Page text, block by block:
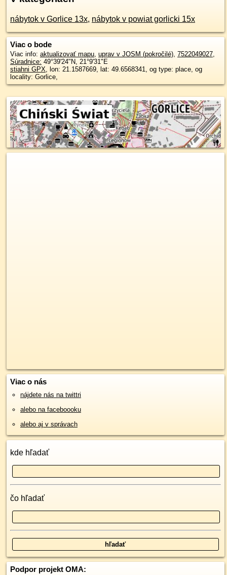
nábytok v Gorlice 13x, nábytok v powiat gorlicki 15x
Viac o bode
Viac info: aktualizovať mapu, uprav v JOSM (pokročilé), 7522049027,
Súradnice: 49°39'24"N, 21°9'31"E
stiahni GPX, lon: 21.1587669, lat: 49.6568341, og type: place, og
locality: Gorlice,
Viac o nás
nájdete nás na twittri
alebo na faceboooku
alebo aj v správach
kde hľadať
čo hľadať
Podpor projekt OMA: